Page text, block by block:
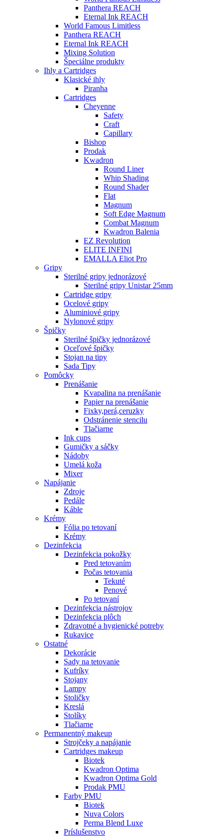
Panthera REACH
Eternal Ink REACH
World Famous Limitless
Panthera REACH
Eternal Ink REACH
Mixing Solution
Špeciálne produkty
Ihly a Cartridges
Klasické ihly
Piranha
Cartridges
Cheyenne
Safety
Craft
Capillary
Bishop
Prodak
Kwadron
Round Liner
Whip Shading
Round Shader
Flat
Magnum
Soft Edge Magnum
Combat Magnum
Kwadron Balenia
EZ Revolution
ELITE INFINI
EMALLA Eliot Pro
Gripy
Sterilné gripy jednorázové
Sterilné gripy Unistar 25mm
Cartridge gripy
Ocelové gripy
Aluminiové gripy
Nylonové gripy
Špičky
Sterilné špičky jednorázové
Oceľové špičky
Stojan na tipy
Sada Tipy
Pomôcky
Prenášanie
Kvapalina na prenášanie
Papier na prenášanie
Fixky,perá,ceruzky
Odstránenie stencilu
Tlačiarne
Ink cups
Gumičky a sáčky
Nádoby
Umelá koža
Mixer
Napájanie
Zdroje
Pedále
Káble
Krémy
Fólia po tetovaní
Krémy
Dezinfekcia
Dezinfekcia pokožky
Pred tetovaním
Počas tetovania
Tekuté
Penové
Po tetovaní
Dezinfekcia nástrojov
Dezinfekcia plôch
Zdravotné a hygienické potreby
Rukavice
Ostatné
Dekorácie
Sady na tetovanie
Kufríky
Stojany
Lampy
Stoličky
Kreslá
Stolíky
Tlačiarne
Permanentný makeup
Strojčeky a napájanie
Cartridges makeup
Biotek
Kwadron Optima
Kwadron Optima Gold
Prodak PMU
Farby PMU
Biotek
Nuva Colors
Perma Blend Luxe
Príslušenstvo